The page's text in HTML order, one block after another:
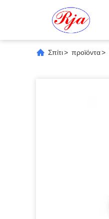
Σπίτι> προϊόντα>